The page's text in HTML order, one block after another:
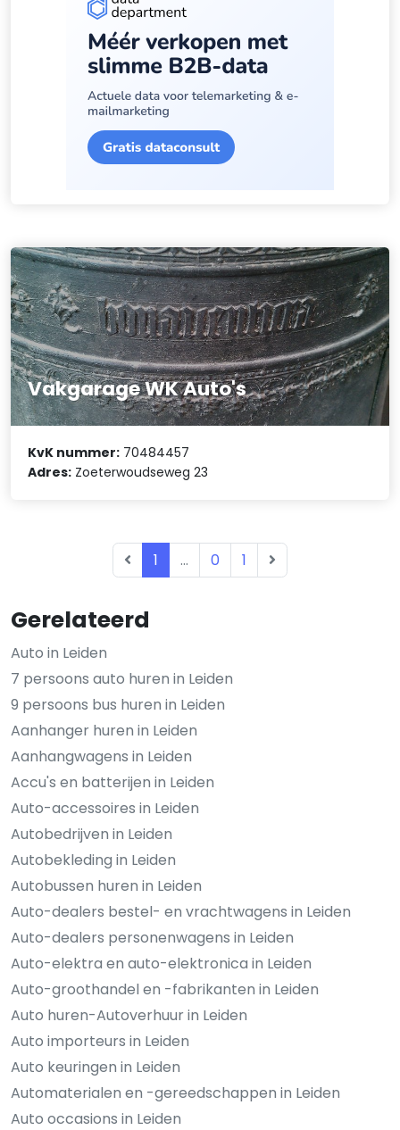
Gerelateerd
Auto in Leiden
7 persoons auto huren in Leiden
9 persoons bus huren in Leiden
Aanhanger huren in Leiden
Aanhangwagens in Leiden
Accu's en batterijen in Leiden
Auto-accessoires in Leiden
Autobedrijven in Leiden
Autobekleding in Leiden
Autobussen huren in Leiden
Auto-dealers bestel- en vrachtwagens in Leiden
Auto-dealers personenwagens in Leiden
Auto-elektra en auto-elektronica in Leiden
Auto-groothandel en -fabrikanten in Leiden
Auto huren-Autoverhuur in Leiden
Auto importeurs in Leiden
Auto keuringen in Leiden
Automaterialen en -gereedschappen in Leiden
Auto occasions in Leiden
Vakgarage WK Auto's
KvK nummer: 70484457
Adres: Zoeterwoudseweg 23
1 ... 0 1